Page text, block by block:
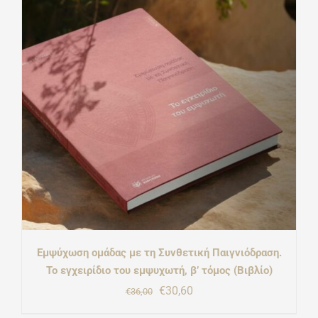
€24,70.
Εμψύχωση ομάδας με τη Συνθετική Παιγνιόδραση.
Το εγχειρίδιο του εμψυχωτή, β’ τόμος (Βιβλίο)
€36,00
Original
€30,60Η